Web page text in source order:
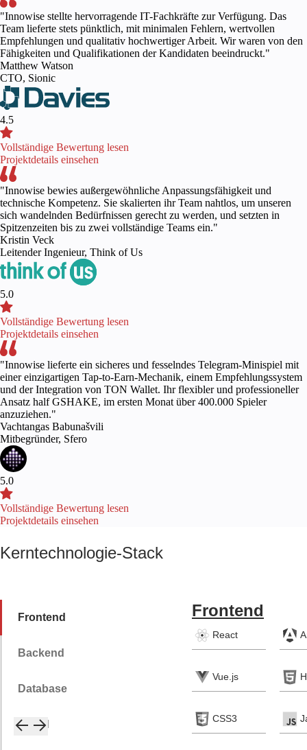
"Innowise stellte hervorragende IT-Fachkräfte zur Verfügung. Das
Team lieferte stets pünktlich, mit minimalen Fehlern, wertvollen
Empfehlungen und qualitativ hochwertiger Arbeit. Wir waren von den
Fähigkeiten und Qualifikationen der Kandidaten beeindruckt."
Matthew Watson
CTO, Sionic
4.5
Vollständige Bewertung lesen
Projektdetails einsehen
"Innowise bewies außergewöhnliche Anpassungsfähigkeit und
technische Kompetenz. Sie skalierten ihr Team nahtlos, um unseren
sich wandelnden Bedürfnissen gerecht zu werden, und setzten in
Spitzenzeiten bis zu zwei vollständige Teams ein."
Kristin Veck
Leitender Ingenieur, Think of Us
5.0
Vollständige Bewertung lesen
Projektdetails einsehen
"Innowise lieferte ein sicheres und fesselndes Telegram-Minispiel mit
einer einzigartigen Tap-to-Earn-Mechanik, einem Empfehlungssystem
und der Integration von TON Wallet. Ihr flexibler und professioneller
Ansatz half GSHAKE, im ersten Monat über 400.000 Spieler
anzuziehen."
Vachtangas Babunašvili
Mitbegründer, Sfero
5.0
Vollständige Bewertung lesen
Projektdetails einsehen
Kerntechnologie-Stack
Frontend
Backend
Database
Cloud
Frontend
React
Vue.js
CSS3